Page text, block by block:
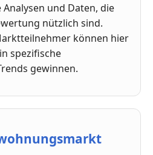
und Daten, die
nützlich sind.
können hier
in spezifische
gewinnen.